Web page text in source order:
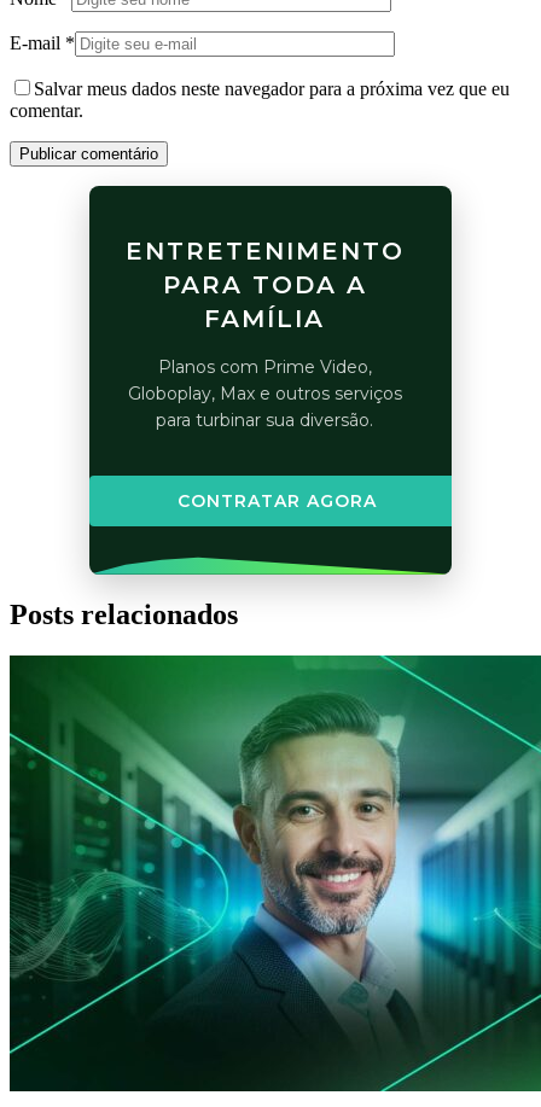
E-mail *
Salvar meus dados neste navegador para a próxima vez que eu
comentar.
Publicar comentário
ENTRETENIMENTO
PARA TODA A
FAMÍLIA
Planos com Prime Video,
Globoplay, Max e outros serviços
para turbinar sua diversão.
CONTRATAR AGORA
Posts relacionados